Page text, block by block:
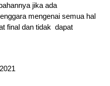
jika ada
mengenai semua hal
final dan tidak  dapat